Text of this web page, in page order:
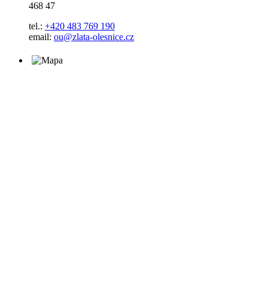
468 47
tel.: +420 483 769 190
email: ou@zlata-olesnice.cz